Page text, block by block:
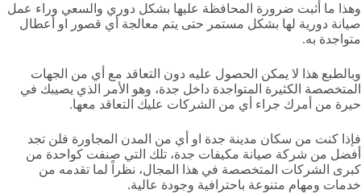
وهذا ما أثبت ضرورة المحافظة عليها بشكل دوري والسعي وراء عمل
صيانة دورية لها بشكل مستمر حتى يتم معالجة أي قصور او أعطال
متواجدة به.
وبالطبع هذا لا يمكن الحصول عليه دون التعاقد مع أي من الجهات
المتخصصة الكثيرة المتواجدة داخل جدة، وهو الأمر الذي يصيبك في
حيرة من أمرك جراء أي من الشركات عليك التعاقد معها.
فإذا كنت من سكان مدينة جدة او أي من المدن المجاورة فلن تجد
أفضل من شركة صيانة مكيفات جدة، تلك التي صنفت كواحدة من
كبرى الشركات المتخصصة في هذا المجال، نظراً لما تقدمه من
خدمات ومهام متنوعة باحترافية وجودة عالية.